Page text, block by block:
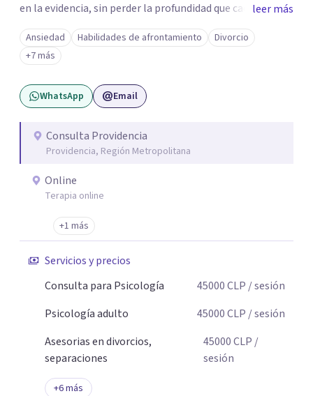
en la evidencia, sin perder la profundidad que cada
proceso requiere. Mi práctica integra una perspectiva
clínica, humanista y existencial. Además, soy Magíster en
Filosofía, Doctora en Filosofía y Consultora Filosófica,
formación que me permite acompañar no solo el alivio
del malestar emocional, sino también la reflexión sobre
momentos de cambio o crisis.
leer más
Ansiedad Habilidades de afrontamiento
Divorcio
+7 más
WhatsApp Email
Consulta Providencia
Providencia, Región Metropolitana
Online
Terapia online
+1 más
Servicios y precios
Consulta para Psicología
45000CLP / sesión
Psicología adulto
45000CLP / sesión
Asesorias en divorcios,
separaciones
45000 CLP /
sesión
+6más